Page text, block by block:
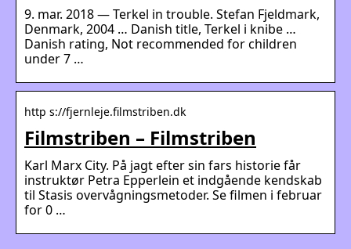
9. mar. 2018 — Terkel in trouble. Stefan Fjeldmark,
Denmark, 2004 … Danish title, Terkel i knibe …
Danish rating, Not recommended for children
under 7 …
http s://fjernleje.filmstriben.dk
Filmstriben – Filmstriben
Karl Marx City. På jagt efter sin fars historie får
instruktør Petra Epperlein et indgående kendskab
til Stasis overvågningsmetoder. Se filmen i februar
for 0 …